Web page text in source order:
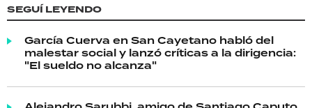
SEGUÍ LEYENDO
García Cuerva en San Cayetano habló del
malestar social y lanzó críticas a la dirigencia:
"El sueldo no alcanza"